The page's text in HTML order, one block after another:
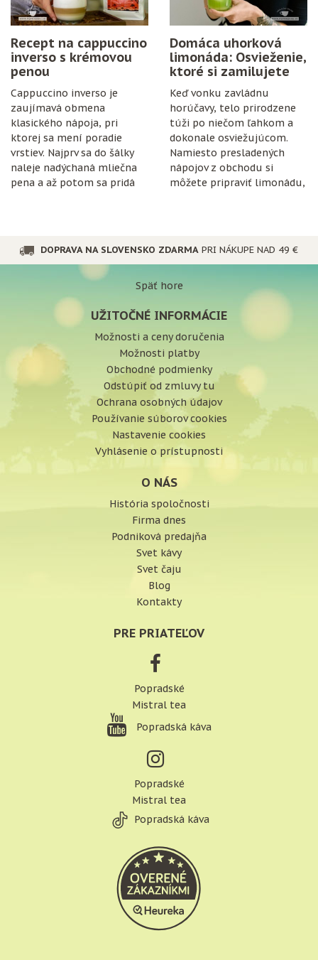
Recept na cappuccino
inverso s krémovou
penou
Cappuccino inverso je
zaujímavá obmena
klasického nápoja, pri
ktorej sa mení poradie
vrstiev. Najprv sa do šálky
naleje nadýchaná mliečna
pena a až potom sa pridá
Domáca uhorková
limonáda: Osvieženie,
ktoré si zamilujete
Keď vonku zavládnu
horúčavy, telo prirodzene
túži po niečom ľahkom a
dokonale osviežujúcom.
Namiesto presladených
nápojov z obchodu si
môžete pripraviť limonádu,
DOPRAVA NA SLOVENSKO ZDARMA PRI NÁKUPE NAD 49 €
Späť hore
UŽITOČNÉ INFORMÁCIE
Možnosti a ceny doručenia
Možnosti platby
Obchodné podmienky
Odstúpiť od zmluvy tu
Ochrana osobných údajov
Používanie súborov cookies
Nastavenie cookies
Vyhlásenie o prístupnosti
O NÁS
História spoločnosti
Firma dnes
Podniková predajňa
Svet kávy
Svet čaju
Blog
Kontakty
PRE PRIATEĽOV
Popradské
Mistral tea
Popradská káva
Popradské
Mistral tea
Popradská káva